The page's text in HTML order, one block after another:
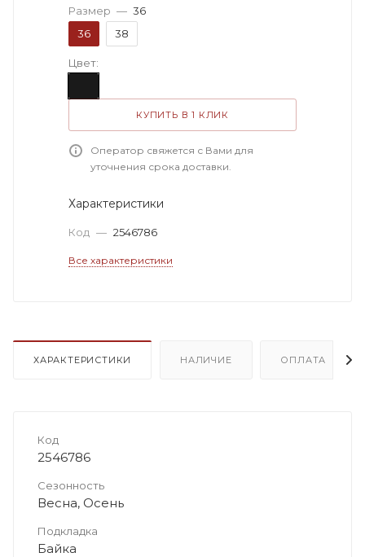
Размер — 36
36
38
Цвет:
КУПИТЬ В 1 КЛИК
Оператор свяжется с Вами для
уточнения срока доставки.
Характеристики
Код — 2546786
Все характеристики
ХАРАКТЕРИСТИКИ НАЛИЧИЕ ОПЛАТА
Код
2546786
Сезонность
Весна, Осень
Подкладка
Байка